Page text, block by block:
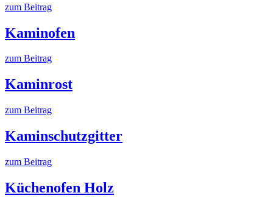
zum Beitrag
Kaminofen
zum Beitrag
Kaminrost
zum Beitrag
Kaminschutzgitter
zum Beitrag
Küchenofen Holz